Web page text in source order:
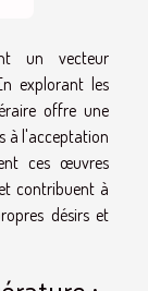
un vecteur
explorant les
offre une
à l'acceptation
ces œuvres
contribuent à
désirs et